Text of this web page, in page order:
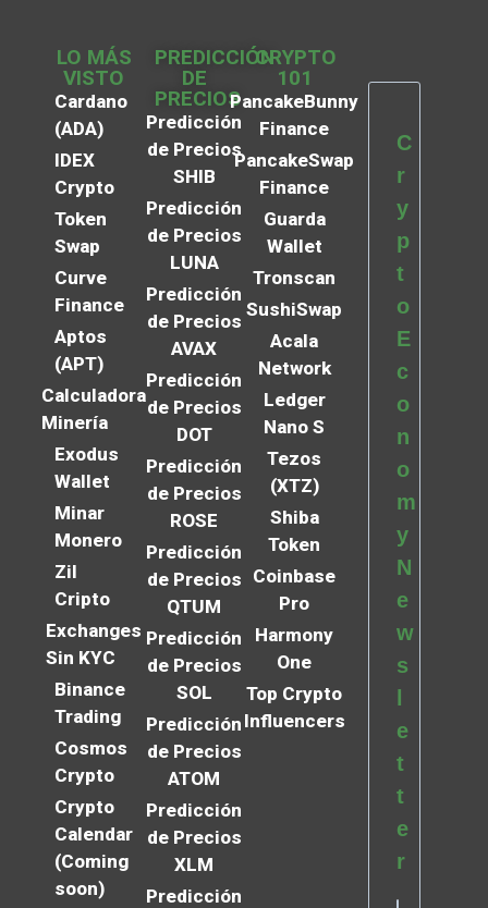
LO MÁS
VISTO
Cardano
(ADA)
IDEX
Crypto
Token
Swap
Curve
Finance
Aptos
(APT)
Calculadora
Minería
Exodus
Wallet
Minar
Monero
Zil
Cripto
Exchanges
Sin KYC
Binance
Trading
Cosmos
Crypto
Crypto
Calendar
(Coming
soon)
PREDICCIÓN
DE
PRECIOS
Predicción
de Precios
SHIB
Predicción
de Precios
LUNA
Predicción
de Precios
AVAX
Predicción
de Precios
DOT
Predicción
de Precios
ROSE
Predicción
de Precios
QTUM
Predicción
de Precios
SOL
Predicción
de Precios
ATOM
Predicción
de Precios
XLM
Predicción
CRYPTO
101
PancakeBunny
Finance
PancakeSwap
Finance
Guarda
Wallet
Tronscan
SushiSwap
Acala
Network
Ledger
Nano S
Tezos
(XTZ)
Shiba
Token
Coinbase
Pro
Harmony
One
Top Crypto
Influencers
C
r
y
p
t
o
E
c
o
n
o
m
y
N
e
w
s
l
e
t
t
e
r